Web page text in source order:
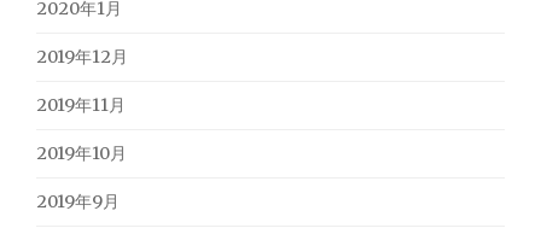
2020年1月
2019年12月
2019年11月
2019年10月
2019年9月